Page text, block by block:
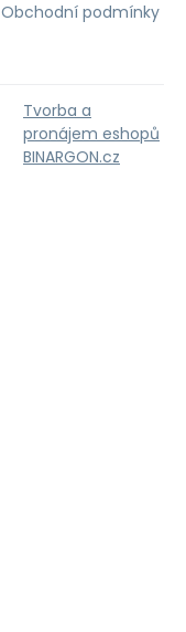
Obchodní podmínky
Tvorba a
pronájem eshopů
BINARGON.cz